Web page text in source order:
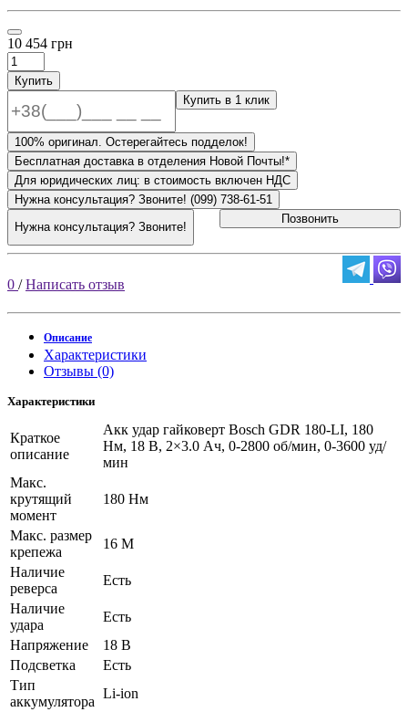
10 454 грн
Купить
Купить в 1 клик
100% оригинал. Остерегайтесь подделок!
Бесплатная доставка в отделения Новой Почты!*
Для юридических лиц: в стоимость включен НДС
Нужна консультация? Звоните! (099) 738-61-51
Нужна консультация? Звоните!
Позвонить
0 /Написать отзыв
Описание
Характеристики
Отзывы (0)
Характеристики
Краткое
описание
Акк удар гайковерт Bosch GDR 180-LI, 180
Нм, 18 В, 2×3.0 Ач, 0-2800 об/мин, 0-3600 уд/
мин
Макс.
крутящий
момент
180 Нм
Макс. размер
крепежа
16 М
Наличие
реверса
Есть
Наличие
удара
Есть
Напряжение
18 В
Подсветка
Есть
Тип
аккумулятора
Li-ion